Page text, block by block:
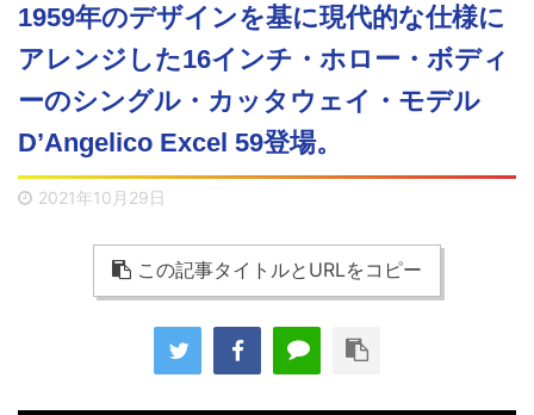
1959年のデザインを基に現代的な仕様に
アレンジした16インチ・ホロー・ボディ
ーのシングル・カッタウェイ・モデル
D’Angelico Excel 59登場。
2021年10月29日
この記事タイトルとURLをコピー